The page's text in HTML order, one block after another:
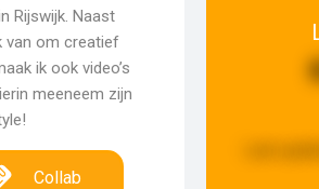
Rijswijk. Naast
van om creatief
ik ook video’s
meeneem zijn
Collab